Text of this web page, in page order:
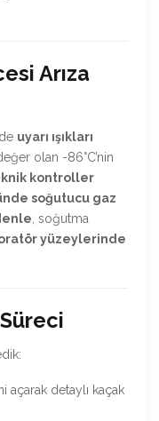
Arıza
uyarı ışıkları
olan -86°C’nin
kontroller
soğutucu gaz
, soğutma
yüzeylerinde
açarak detaylı kaçak